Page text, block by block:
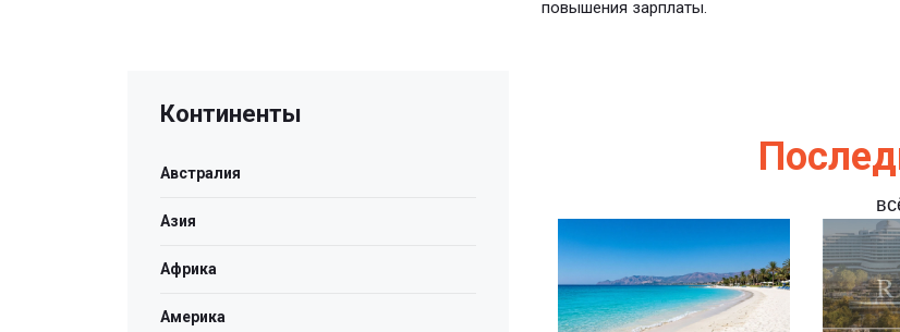
повышения зарплаты.
Континенты
Австралия
Азия
Африка
Америка